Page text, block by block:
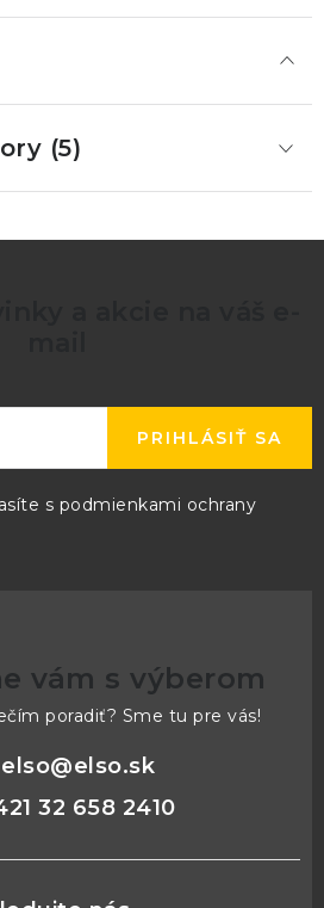
(5)
s podmienkami ochrany
PRIHLÁSIŤ SA
vám s výberom
poradiť? Sme tu pre vás!
elso@elso.sk
32 658 2410